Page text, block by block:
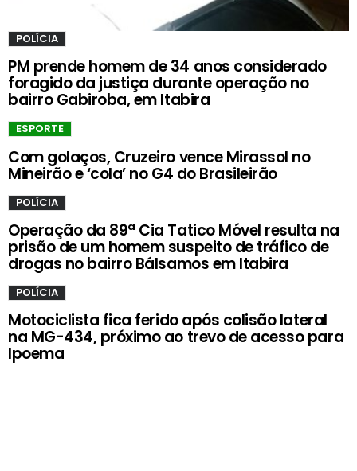
POLÍCIA
PM prende homem de 34 anos considerado
foragido da justiça durante operação no
bairro Gabiroba, em Itabira
ESPORTE
Com golaços, Cruzeiro vence Mirassol no
Mineirão e ‘cola’ no G4 do Brasileirão
POLÍCIA
Operação da 89ª Cia Tatico Móvel resulta na
prisão de um homem suspeito de tráfico de
drogas no bairro Bálsamos em Itabira
POLÍCIA
Motociclista fica ferido após colisão lateral
na MG-434, próximo ao trevo de acesso para
Ipoema